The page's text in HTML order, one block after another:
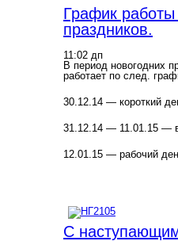
График
праздников.
11:02 дп
В период новогодних
работает по след.
30.12.14 — короткий
31.12.14 — 11.01.15 —
12.01.15 — рабочий
С